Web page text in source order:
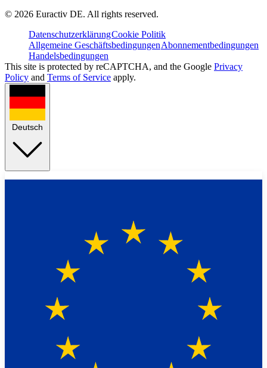
© 2026 Euractiv DE. All rights reserved.
DatenschutzerklärungCookie Politik
Allgemeine GeschäftsbedingungenAbonnementbedingungen
Handelsbedingungen
This site is protected by reCAPTCHA, and the Google Privacy
Policy and Terms of Service apply.
Deutsch